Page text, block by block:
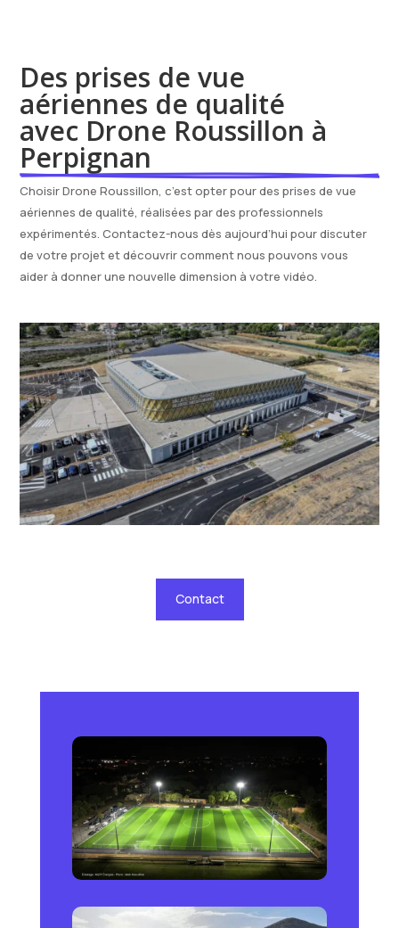
Des prises de vue
aériennes de qualité
avec Drone Roussillon à
Perpignan
Choisir Drone Roussillon, c’est opter pour des prises de vue
aériennes de qualité, réalisées par des professionnels
expérimentés. Contactez-nous dès aujourd’hui pour discuter
de votre projet et découvrir comment nous pouvons vous
aider à donner une nouvelle dimension à votre vidéo.
Contact